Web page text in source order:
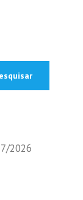
2026